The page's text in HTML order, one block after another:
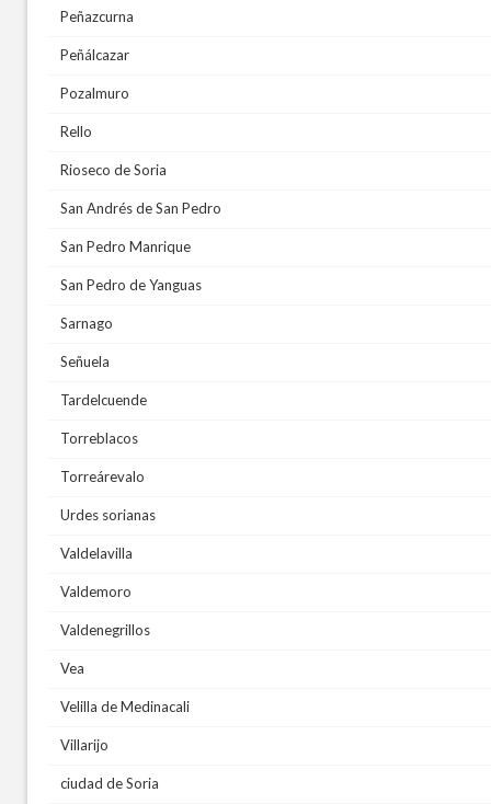
Peñazcurna
Peñálcazar
Pozalmuro
Rello
Rioseco de Soria
San Andrés de San Pedro
San Pedro Manrique
San Pedro de Yanguas
Sarnago
Señuela
Tardelcuende
Torreblacos
Torreárevalo
Urdes sorianas
Valdelavilla
Valdemoro
Valdenegrillos
Vea
Velilla de Medinacali
Villarijo
ciudad de Soria